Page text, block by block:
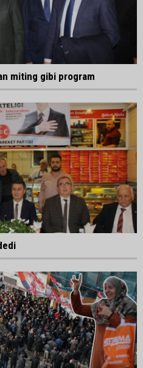
miting gibi program